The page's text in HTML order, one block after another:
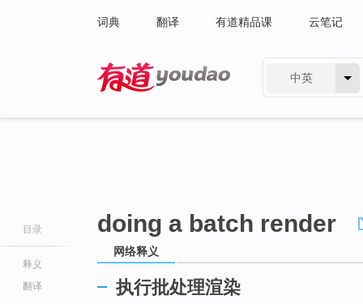
词典 翻译 有道精品课 云笔记
中英
目录
释义
翻译
doing a batch render
网络释义
执行批处理渲染